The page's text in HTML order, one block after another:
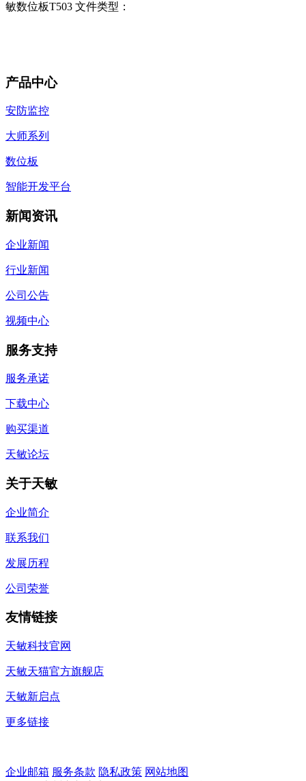
敏数位板T503 文件类型：
产品中心
安防监控
大师系列
数位板
智能开发平台
新闻资讯
企业新闻
行业新闻
公司公告
视频中心
服务支持
服务承诺
下载中心
购买渠道
天敏论坛
关于天敏
企业简介
联系我们
发展历程
公司荣誉
友情链接
天敏科技官网
天敏天猫官方旗舰店
天敏新启点
更多链接
企业邮箱 服务条款 隐私政策 网站地图